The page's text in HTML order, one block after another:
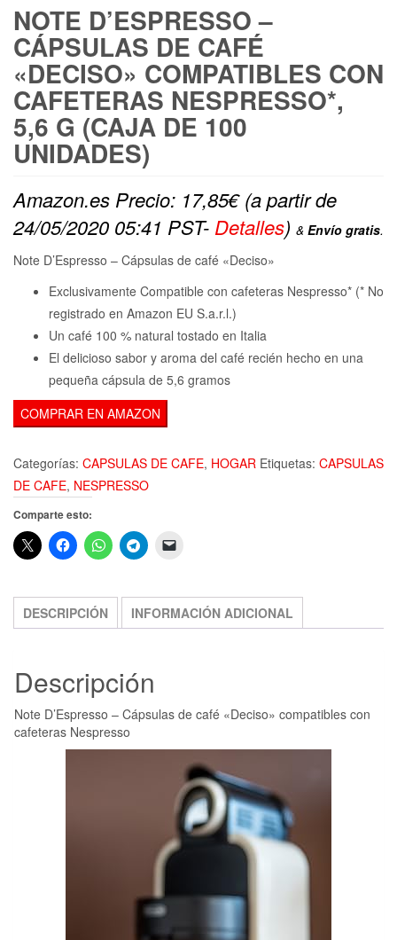
NOTE D’ESPRESSO –
CÁPSULAS DE CAFÉ
«DECISO» COMPATIBLES CON
CAFETERAS NESPRESSO*,
5,6 G (CAJA DE 100
UNIDADES)
Amazon.es Precio: 17,85€(a partir de
24/05/2020 05:41 PST- Detalles) & Envío gratis.
Note D’Espresso – Cápsulas de café «Deciso»
Exclusivamente Compatible con cafeteras Nespresso* (* No
registrado en Amazon EU S.a.r.l.)
Un café 100 % natural tostado en Italia
El delicioso sabor y aroma del café recién hecho en una
pequeña cápsula de 5,6 gramos
COMPRAR EN AMAZON
Categorías: CAPSULAS DE CAFE, HOGAR Etiquetas: CAPSULAS
DE CAFE, NESPRESSO
Comparte esto:
DESCRIPCIÓN INFORMACIÓN ADICIONAL
Descripción
Note D’Espresso – Cápsulas de café «Deciso» compatibles con
cafeteras Nespresso